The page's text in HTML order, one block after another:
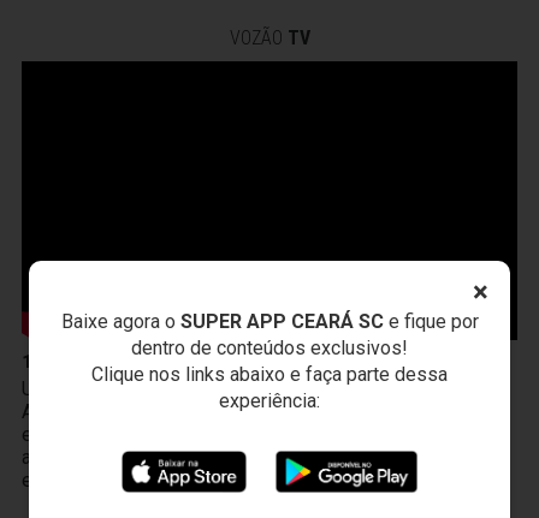
×
Baixe agora o SUPER APP CEARÁ SCe fique por
dentro de conteúdos exclusivos!
Clique nos links abaixo e faça parte dessa
experiência:
VOZÃO TV
10 de Abril
Um novo produto chegou à Vozão TV! O PodFalar,
Alvinegro, podcast oficial do Ceará SC. No terceiro
episódio, os atletas João Gabriel e Melk comentam sobre
a transição da base ao profissional, a integração existente
entre Cidade Vozão e Porangabuçu e o m